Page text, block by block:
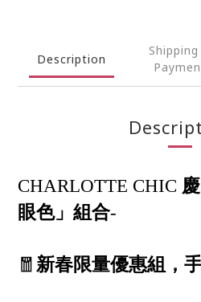
Description
CHARLOTTE CHIC 慶
眼色」組合-
🧧新春限量優惠組，